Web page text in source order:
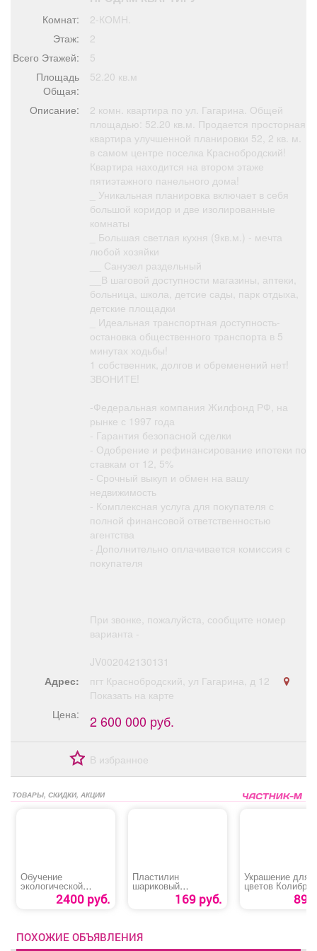
Обучение
Я - пенсионер
Комнат:
2-КОМН.
Этаж:
2
Всего Этажей:
5
Площадь
Общая:
52.20 кв.м
Описание:
2 комн. квартира по ул. Гагарина. Общей
площадью: 52.20 кв.м. Продается просторная
квартира улучшенной планировки 52, 2 кв. м.
в самом центре поселка Краснобродский!
Квартира находится на втором этаже
пятиэтажного панельного дома!
_ Уникальная планировка включает в себя
большой коридор и две изолированные
комнаты
_ Большая светлая кухня (9кв.м.) - мечта
любой хозяйки
__ Санузел раздельный
__В шаговой доступности магазины, аптеки,
больница, школа, детсие сады, парк отдыха,
детские площадки
_ Идеальная транспортная доступность-
остановка общественного транспорта в 5
минутах ходьбы!
1 собственник, долгов и обременений нет!
ЗВОНИТЕ!
-Федеральная компания Жилфонд РФ, на
рынке с 1997 года
- Гарантия безопасной сделки
- Одобрение и рефинансирование ипотеки по
ставкам от 12, 5%
- Срочный выкуп и обмен на вашу
недвижимость
- Комплексная услуга для покупателя с
полной финансовой ответственностью
агентства
- Дополнительно оплачивается комиссия с
покупателя
При звонке, пожалуйста, сообщите номер
варианта -
JV002042130131
Адрес:
пгт Краснобродский, ул Гагарина, д 12
Показать на карте
Цена:
2 600 000 руб.
В избранное
ТОВАРЫ, СКИДКИ, АКЦИИ
Обучение
экологической
безопасности при
обращении с2400 руб.
Пластилин
шариковый
суперлегкий
«Homecenter»169 руб.
Украшение для
цветов Колибри
89
ПОХОЖИЕ ОБЪЯВЛЕНИЯ